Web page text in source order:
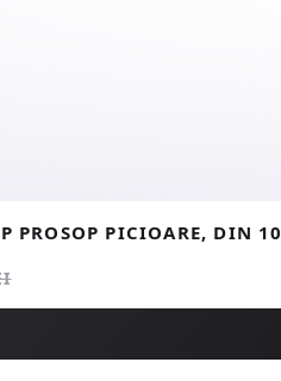
PROSOP PICIOARE, DIN